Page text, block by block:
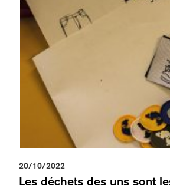
20/10/2022
Les déchets des uns sont